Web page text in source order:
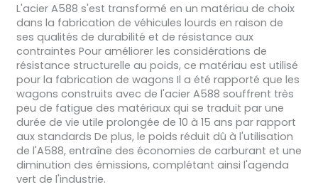
L'acier A588 s'est transformé en un matériau de choix
dans la fabrication de véhicules lourds en raison de
ses qualités de durabilité et de résistance aux
contraintes Pour améliorer les considérations de
résistance structurelle au poids, ce matériau est utilisé
pour la fabrication de wagons Il a été rapporté que les
wagons construits avec de l'acier A588 souffrent très
peu de fatigue des matériaux qui se traduit par une
durée de vie utile prolongée de 10 à 15 ans par rapport
aux standards De plus, le poids réduit dû à l'utilisation
de l'A588, entraîne des économies de carburant et une
diminution des émissions, complétant ainsi l'agenda
vert de l'industrie.